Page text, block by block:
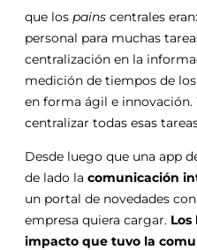
que los pains centrales
personal para muchas
centralización en la
medición de tiempos de los
en forma ágil e
centralizar todas esas
Desde luego que una app
de lado la comunicación
un portal de novedades
empresa quiera cargar. Los
impacto que tuvo la